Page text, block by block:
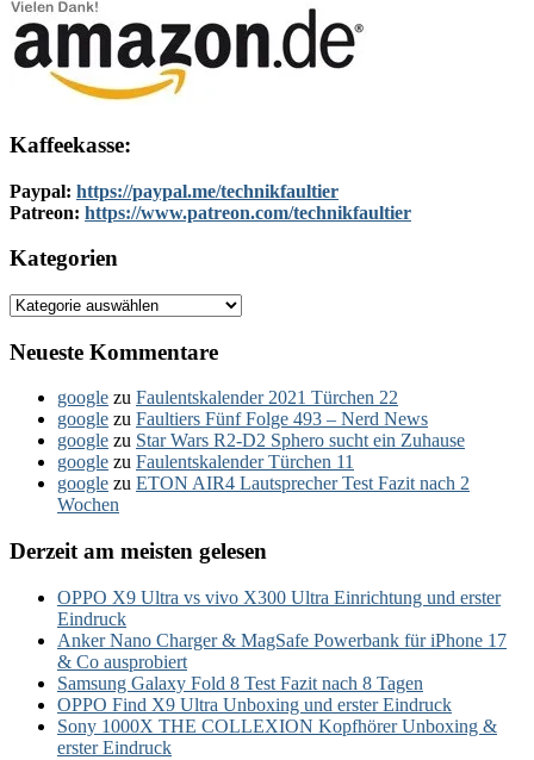
Kaffeekasse:
Paypal: https://paypal.me/technikfaultier
Patreon: https://www.patreon.com/technikfaultier
Kategorien
Kategorien
Neueste Kommentare
google zu Faulentskalender 2021 Türchen 22
google zu Faultiers Fünf Folge 493 – Nerd News
google zu Star Wars R2-D2 Sphero sucht ein Zuhause
google zu Faulentskalender Türchen 11
google zu ETON AIR4 Lautsprecher Test Fazit nach 2
Wochen
Derzeit am meisten gelesen
OPPO X9 Ultra vs vivo X300 Ultra Einrichtung und erster
Eindruck
Anker Nano Charger & MagSafe Powerbank für iPhone 17
& Co ausprobiert
Samsung Galaxy Fold 8 Test Fazit nach 8 Tagen
OPPO Find X9 Ultra Unboxing und erster Eindruck
Sony 1000X THE COLLEXION Kopfhörer Unboxing &
erster Eindruck